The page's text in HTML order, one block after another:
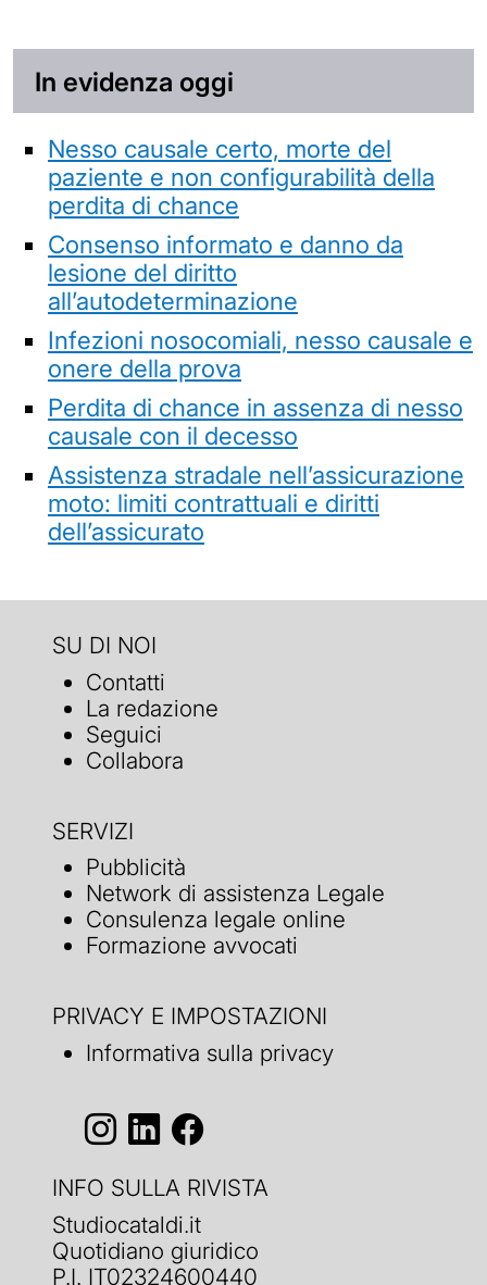
In evidenza oggi
Nesso causale certo, morte del
paziente e non configurabilità della
perdita di chance
Consenso informato e danno da
lesione del diritto
all’autodeterminazione
Infezioni nosocomiali, nesso causale e
onere della prova
Perdita di chance in assenza di nesso
causale con il decesso
Assistenza stradale nell’assicurazione
moto: limiti contrattuali e diritti
dell’assicurato
SU DI NOI
Contatti
La redazione
Seguici
Collabora
SERVIZI
Pubblicità
Network di assistenza Legale
Consulenza legale online
Formazione avvocati
PRIVACY E IMPOSTAZIONI
Informativa sulla privacy
INFO SULLA RIVISTA
Studiocataldi.it
Quotidiano giuridico
P.I. IT02324600440